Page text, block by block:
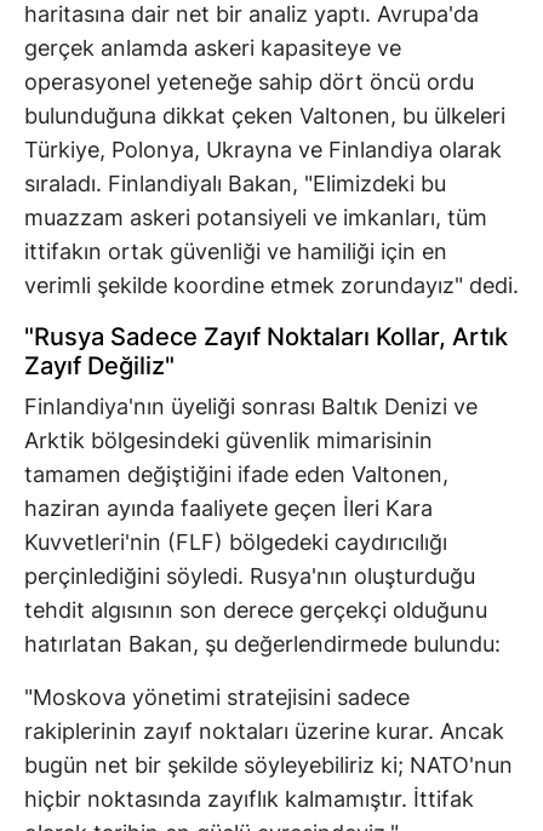
haritasına dair net bir analiz yaptı. Avrupa'da
gerçek anlamda askeri kapasiteye ve
operasyonel yeteneğe sahip dört öncü ordu
bulunduğuna dikkat çeken Valtonen, bu ülkeleri
Türkiye, Polonya, Ukrayna ve Finlandiya olarak
sıraladı. Finlandiyalı Bakan, "Elimizdeki bu
muazzam askeri potansiyeli ve imkanları, tüm
ittifakın ortak güvenliği ve hamiliği için en
verimli şekilde koordine etmek zorundayız" dedi.
"Rusya Sadece Zayıf Noktaları Kollar, Artık
Zayıf Değiliz"
Finlandiya'nın üyeliği sonrası Baltık Denizi ve
Arktik bölgesindeki güvenlik mimarisinin
tamamen değiştiğini ifade eden Valtonen,
haziran ayında faaliyete geçen İleri Kara
Kuvvetleri'nin (FLF) bölgedeki caydırıcılığı
perçinlediğini söyledi. Rusya'nın oluşturduğu
tehdit algısının son derece gerçekçi olduğunu
hatırlatan Bakan, şu değerlendirmede bulundu:
"Moskova yönetimi stratejisini sadece
rakiplerinin zayıf noktaları üzerine kurar. Ancak
bugün net bir şekilde söyleyebiliriz ki; NATO'nun
hiçbir noktasında zayıflık kalmamıştır. İttifak